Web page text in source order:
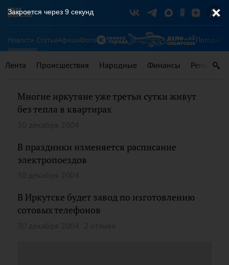
Новости СтатьиАфишаФото Погода
Лента Происшествия Народные Финансы Регионы
Многие иркутяне уже третьи сутки живут
без тепла в квартирах
В праздники изменяется расписание
электропоездов
В Иркутске будет завод по изготовлению
сотовых телефонов
Закроется через 9 секунд